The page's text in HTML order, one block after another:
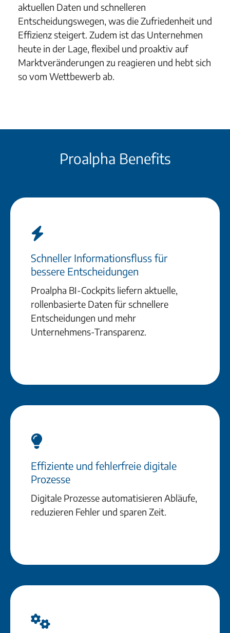
aktuellen Daten und schnelleren
Entscheidungswegen, was die Zufriedenheit und
Effizienz steigert. Zudem ist das Unternehmen
heute in der Lage, flexibel und proaktiv auf
Marktveränderungen zu reagieren und hebt sich
so vom Wettbewerb ab.
Proalpha Benefits
Schneller Informationsfluss für
bessere Entscheidungen
Proalpha BI-Cockpits liefern aktuelle,
rollenbasierte Daten für schnellere
Entscheidungen und mehr
Unternehmens-Transparenz.
Effiziente und fehlerfreie digitale
Prozesse
Digitale Prozesse automatisieren Abläufe,
reduzieren Fehler und sparen Zeit.